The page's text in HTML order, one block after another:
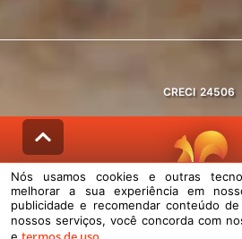
CRECI 24506
© DESENVOLVIDO PELA
Nós usamos cookies e outras tecnologias
sua experiência em nossos serviços,
Nós usamos cookies e outras
melhorar a sua experiência em
publicidade e recomendar conteúdo
nossos serviços, você concorda com